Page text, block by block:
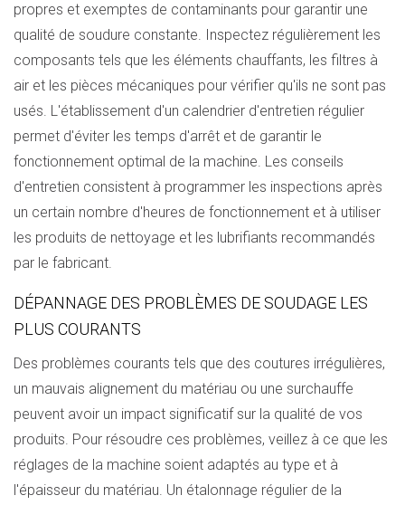
propres et exemptes de contaminants pour garantir une
qualité de soudure constante. Inspectez régulièrement les
composants tels que les éléments chauffants, les filtres à
air et les pièces mécaniques pour vérifier qu'ils ne sont pas
usés. L'établissement d'un calendrier d'entretien régulier
permet d'éviter les temps d'arrêt et de garantir le
fonctionnement optimal de la machine. Les conseils
d'entretien consistent à programmer les inspections après
un certain nombre d'heures de fonctionnement et à utiliser
les produits de nettoyage et les lubrifiants recommandés
par le fabricant.
DÉPANNAGE DES PROBLÈMES DE SOUDAGE LES
PLUS COURANTS
Des problèmes courants tels que des coutures irrégulières,
un mauvais alignement du matériau ou une surchauffe
peuvent avoir un impact significatif sur la qualité de vos
produits. Pour résoudre ces problèmes, veillez à ce que les
réglages de la machine soient adaptés au type et à
l'épaisseur du matériau. Un étalonnage régulier de la